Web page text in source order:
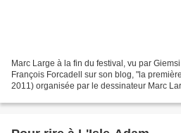
Marc Large à la fin du festival, vu par
François Forcadell sur son blog, "la
2011) organisée par le dessinateur Marc